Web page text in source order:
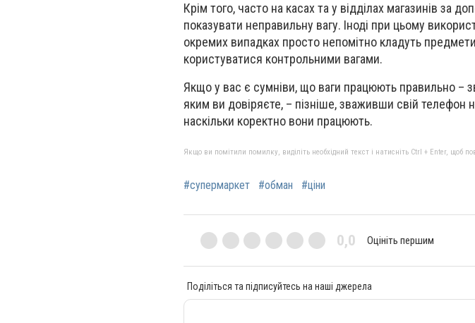
Крім того, часто на касах та у відділах магазинів за
показувати неправильну вагу. Іноді при цьому
окремих випадках просто непомітно кладуть
користуватися контрольними вагами.
Якщо у вас є сумніви, що ваги працюють правильно –
яким ви довіряєте, – пізніше, зваживши свій телефон
наскільки коректно вони працюють.
Якщо ви помітили помилку, виділіть необхідний текст і натисніть Ctrl + Enter, щоб
#супермаркет #обман #ціни
0,0 Оцініть першим
Поділіться та підписуйтесь на наші джерела